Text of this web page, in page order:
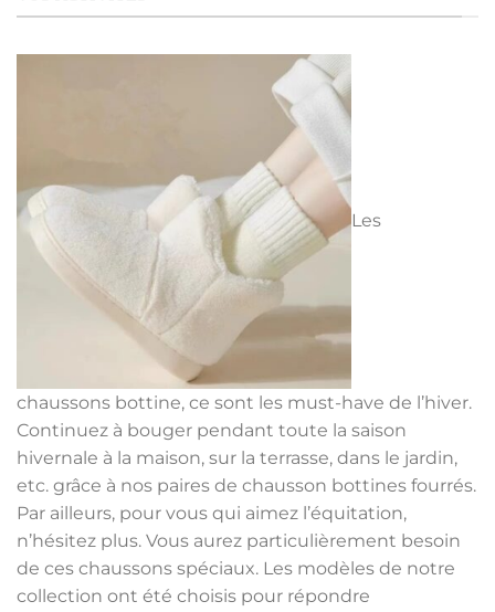
Les
chaussons bottine, ce sont les must-have de l’hiver.
Continuez à bouger pendant toute la saison
hivernale à la maison, sur la terrasse, dans le jardin,
etc. grâce à nos paires de chausson bottines fourrés.
Par ailleurs, pour vous qui aimez l’équitation,
n’hésitez plus. Vous aurez particulièrement besoin
de ces chaussons spéciaux. Les modèles de notre
collection ont été choisis pour répondre